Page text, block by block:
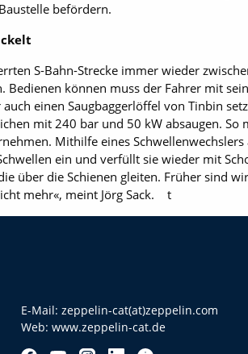
befördern.
S-Bahn-Strecke immer wieder
Bedienen können muss der Fahrer mit
einen Saugbaggerlöffel von Tinbin
mit 240 bar und 50 kW absaugen.
Mithilfe eines
ein und verfüllt sie wieder mit
über die Schienen gleiten. Früher sind
mehr«, meint Jörg Sack. t
E-Mail: zeppelin-cat(at)zeppelin.com
Web: www.zeppelin-cat.de